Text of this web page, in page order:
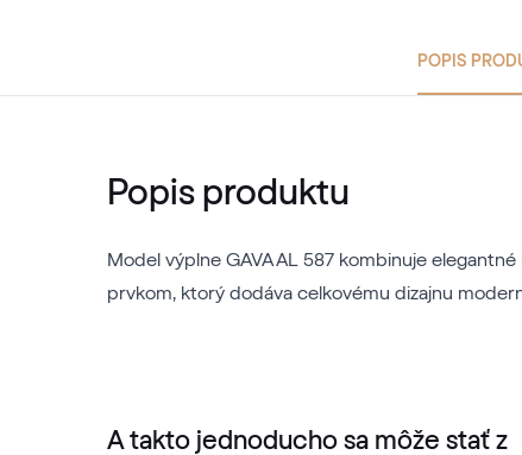
POPIS
Popis produktu
Model výplne GAVA AL 587 kombinuje
prvkom, ktorý dodáva celkovému dizajnu
A takto jednoducho sa môže stať z